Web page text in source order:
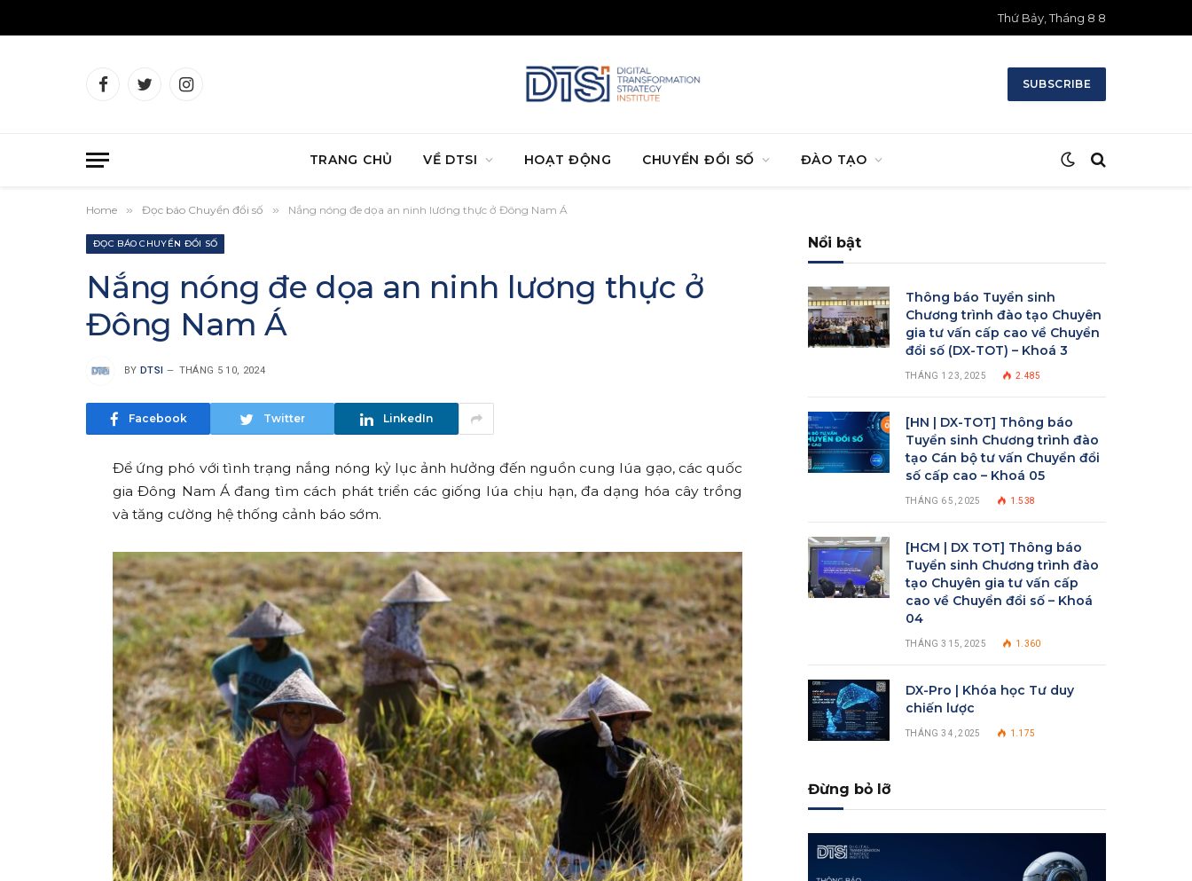
Thứ Bảy, Tháng 8 8
FacebookTwitterInstagram SUBSCRIBE
TRANG CHỦ VỀ DTSI HOẠT ĐỘNG CHUYỂN ĐỔI SỐ ĐÀO TẠO
Home » Đọc báo Chuyển đổi số » Nắng nóng đe dọa an ninh lương thực ở Đông Nam Á
ĐỌC BÁO CHUYỂN ĐỔI SỐ
Nắng nóng đe dọa an ninh lương thực ở
Đông Nam Á
BY DTSI THÁNG 5 10, 2024
Facebook Twitter LinkedIn
Để ứng phó với tình trạng nắng nóng kỷ lục ảnh hưởng đến nguồn cung lúa gạo, các quốc
gia Đông Nam Á đang tìm cách phát triển các giống lúa chịu hạn, đa dạng hóa cây trồng
và tăng cường hệ thống cảnh báo sớm.
Nổi bật
Thông báo Tuyển sinh
Chương trình đào tạo Chuyên
gia tư vấn cấp cao về Chuyển
đổi số (DX-TOT) – Khoá 3
THÁNG 1 23, 2025 2.485
[HN | DX-TOT] Thông báo
Tuyển sinh Chương trình đào
tạo Cán bộ tư vấn Chuyển đổi
số cấp cao – Khoá 05
THÁNG 6 5, 2025 1.538
[HCM | DX TOT] Thông báo
Tuyển sinh Chương trình đào
tạo Chuyên gia tư vấn cấp
cao về Chuyển đổi số – Khoá
04
THÁNG 3 15, 2025 1.360
DX-Pro | Khóa học Tư duy
chiến lược
THÁNG 3 4, 2025 1.175
Đừng bỏ lỡ